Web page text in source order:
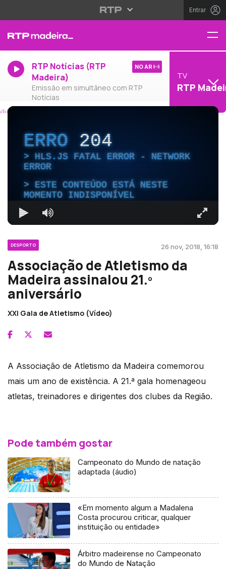
Entrar
RTP Notícias (RTP
Madeira)
Emissão em simultâneo com RTP
Notícias
NO AR
TV
RTP
ERRO204
HLS.JS FATAL ERROR - NETWORK
ERROR
ESTE CONTEÚDO ESTÁ NESTE
MOMENTO INDISPONÍVEL
DESPORTO 26 nov, 2018, 16:18
Associação de Atletismo da
Madeira assinalou 21.º
aniversário
XXI Gala de Atletismo (Vídeo)
A Associação de Atletismo da Madeira comemorou
mais um ano de existência. A 21.ª gala homenageou
atletas, treinadores e dirigentes dos clubes da Região.
Pode também gostar
Campeonato do Mundo de natação
adaptada (áudio)
«Em momento algum a Madalena
Costa procurou criticar, qualquer
instituição ou entidade»
Árbitro madeirense no Campeonato
do Mundo de Natação